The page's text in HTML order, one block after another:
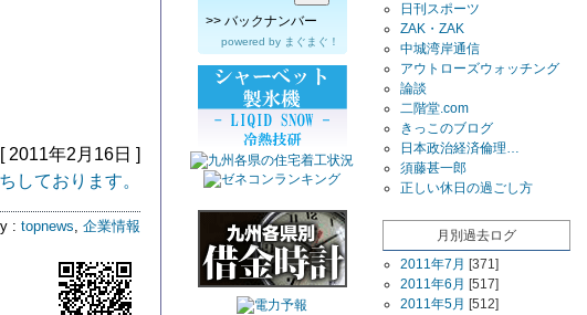
[ 2011年2月16日 ]
しております。
: topnews, 企業情報
>> バックナンバー
powered by まぐまぐ！
日刊スポーツ
ZAK・ZAK
中城湾岸通信
アウトローズウォッチング
論談
二階堂.com
きっこのブログ
日本政治経済倫理…
須藤甚一郎
正しい休日の過ごし方
月別過去ログ
2011年7月 [371]
2011年6月 [517]
2011年5月 [512]